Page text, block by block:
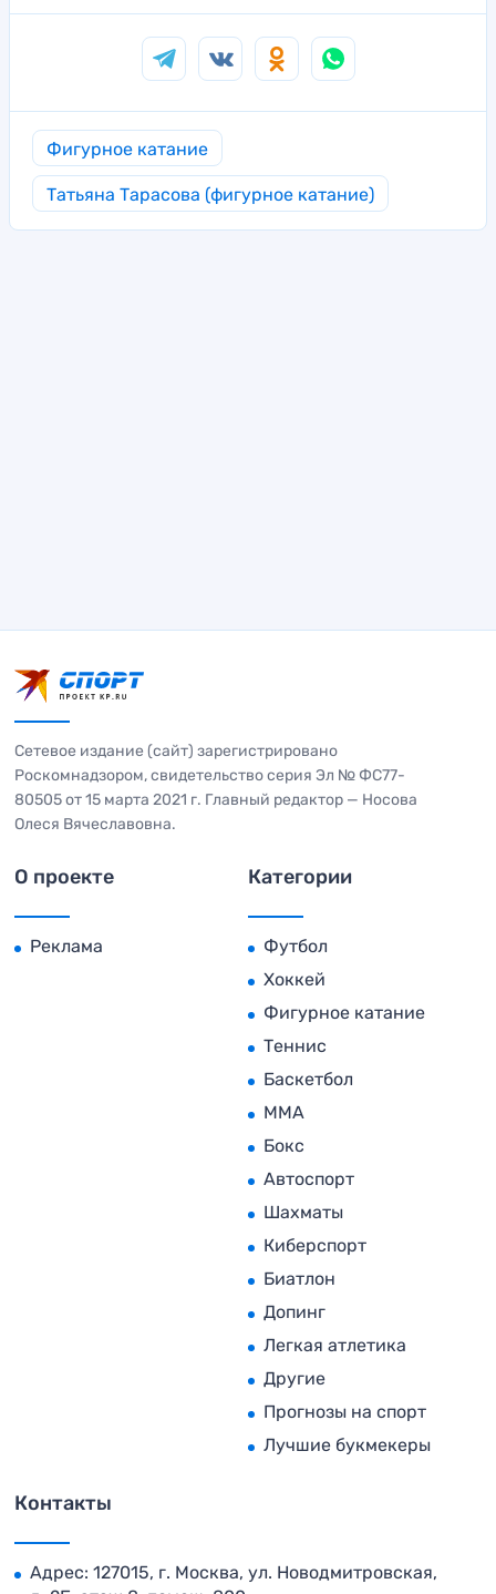
Фигурное катание
Татьяна Тарасова (фигурное катание)
Сетевое издание (сайт) зарегистрировано
Роскомнадзором, свидетельство серия Эл № ФС77-
80505 от 15 марта 2021 г. Главный редактор — Носова
Олеся Вячеславовна.
О проекте
Реклама
Категории
Футбол
Хоккей
Фигурное катание
Теннис
Баскетбол
MMA
Бокс
Автоспорт
Шахматы
Киберспорт
Биатлон
Допинг
Легкая атлетика
Другие
Прогнозы на спорт
Лучшие букмекеры
Контакты
Адрес: 127015, г. Москва, ул. Новодмитровская,